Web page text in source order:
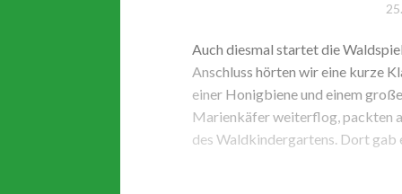
Auch diesmal startet die
Anschluss hörten wir eine kurze
einer Honigbiene und einem
Marienkäfer weiterflog, packten
des Waldkindergartens. Dort gab